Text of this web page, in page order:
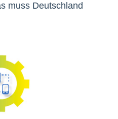
muss Deutschland